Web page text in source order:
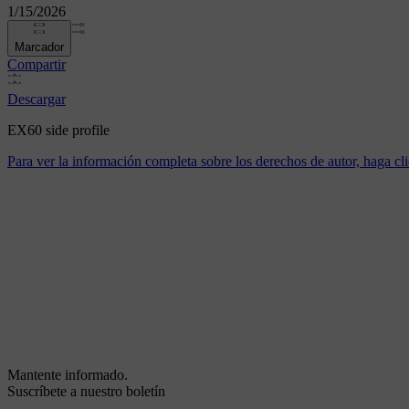
1/15/2026
Marcador
Compartir
Descargar
EX60 side profile
Para ver la información completa sobre los derechos de autor, haga